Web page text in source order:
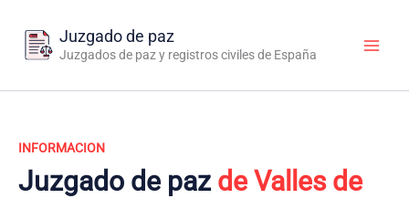
contenido
Juzgado de paz
Juzgados de paz y registros civiles de España
INFORMACION
Juzgado de paz de Valles de